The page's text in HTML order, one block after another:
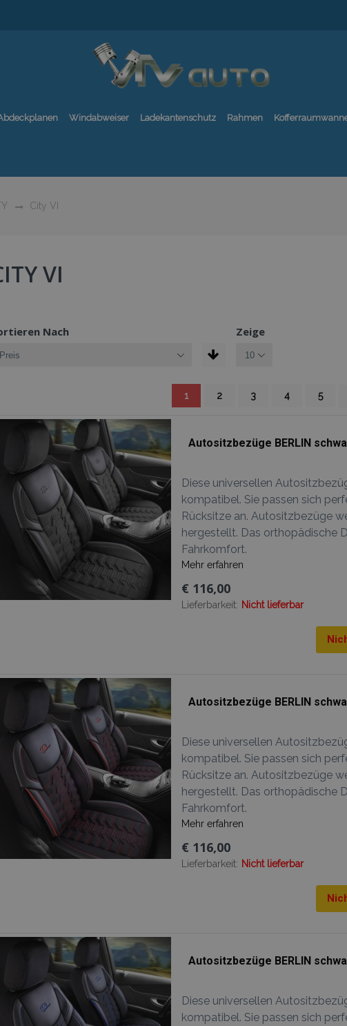
Windabweiser Ladekantenschutz Rahmen
City VI
VI
Nach Zeige
1 2 3 4 5
Autositzbezüge BERLIN
Diese universellen
kompatibel. Sie passen sich
Rücksitze an. Autositzbezüge
hergestellt. Das orthopädische
Fahrkomfort.
Mehr erfahren
€ 116,00
Lieferbarkeit: Nicht lieferbar
Autositzbezüge BERLIN
Diese universellen
kompatibel. Sie passen sich
Rücksitze an. Autositzbezüge
hergestellt. Das orthopädische
Fahrkomfort.
Mehr erfahren
€ 116,00
Lieferbarkeit: Nicht lieferbar
Autositzbezüge BERLIN
Diese universellen
kompatibel. Sie passen sich